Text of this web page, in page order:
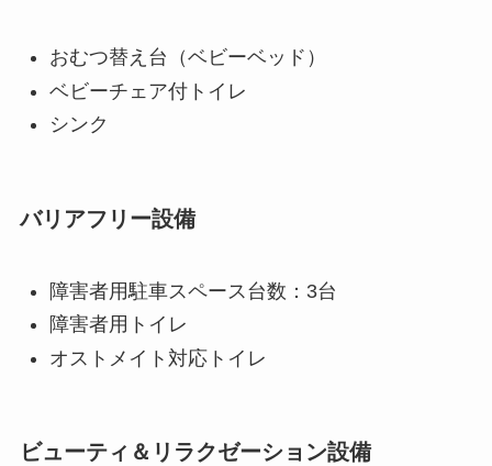
おむつ替え台（ベビーベッド）
ベビーチェア付トイレ
シンク
バリアフリー設備
障害者用駐車スペース台数：3台
障害者用トイレ
オストメイト対応トイレ
ビューティ＆リラクゼーション設備